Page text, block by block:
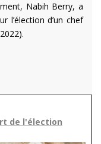
Nabih Berry, a
l’élection d’un chef
de l'élection